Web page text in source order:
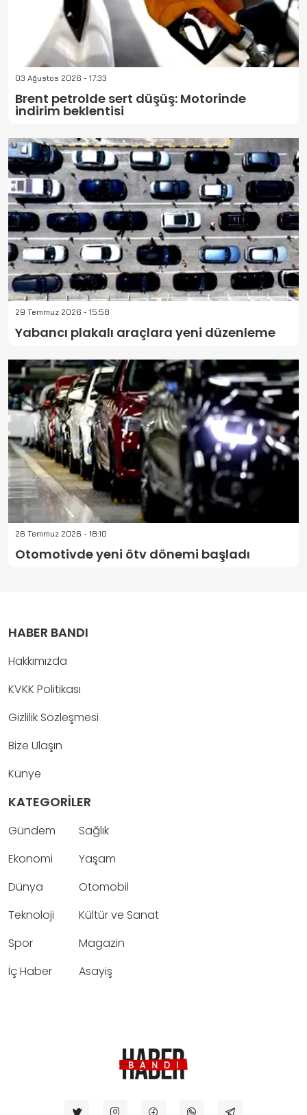
03 Ağustos 2026 - 17:33
Brent petrolde sert düşüş: Motorinde
indirim beklentisi
29 Temmuz 2026 - 15:58
Yabancı plakalı araçlara yeni düzenleme
26 Temmuz 2026 - 18:10
Otomotivde yeni ötv dönemi başladı
HABER BANDI
Hakkımızda
KVKK Politikası
Gizlilik Sözleşmesi
Bize Ulaşın
Künye
KATEGORİLER
Gündem
Ekonomi
Dünya
Teknoloji
Spor
İç Haber
Sağlık
Yaşam
Otomobil
Kültür ve Sanat
Magazin
Asayiş